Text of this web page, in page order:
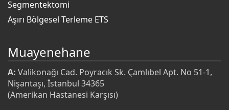
Segmentektomi
Aşırı Bölgesel Terleme ETS
Muayenehane
A: Valikonağı Cad. Poyracık Sk. Çamlıbel Apt. No 51-1,
Nişantaşı, İstanbul 34365
(Amerikan Hastanesi Karşısı)